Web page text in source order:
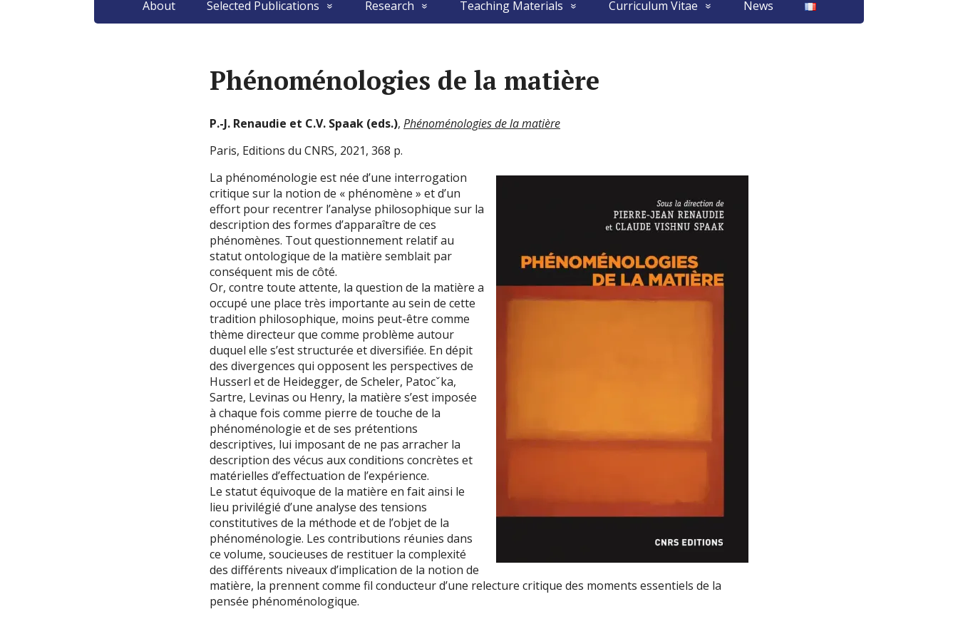
About Selected Publications Research Teaching Materials Curriculum Vitae News
Phénoménologies de la matière
P.-J. Renaudie et C.V. Spaak (eds.), Phénoménologies de la matière
Paris, Editions du CNRS, 2021, 368 p.
La phénoménologie est née d’une interrogation
critique sur la notion de « phénomène » et d’un
effort pour recentrer l’analyse philosophique sur la
description des formes d’apparaître de ces
phénomènes. Tout questionnement relatif au
statut ontologique de la matière semblait par
conséquent mis de côté.
Or, contre toute attente, la question de la matière a
occupé une place très importante au sein de cette
tradition philosophique, moins peut-être comme
thème directeur que comme problème autour
duquel elle s’est structurée et diversifiée. En dépit
des divergences qui opposent les perspectives de
Husserl et de Heidegger, de Scheler, Patocˇka,
Sartre, Levinas ou Henry, la matière s’est imposée
à chaque fois comme pierre de touche de la
phénoménologie et de ses prétentions
descriptives, lui imposant de ne pas arracher la
description des vécus aux conditions concrètes et
matérielles d’effectuation de l’expérience.
Le statut équivoque de la matière en fait ainsi le
lieu privilégié d’une analyse des tensions
constitutives de la méthode et de l’objet de la
phénoménologie. Les contributions réunies dans
ce volume, soucieuses de restituer la complexité
des différents niveaux d’implication de la notion de
matière, la prennent comme fil conducteur d’une relecture critique des moments essentiels de la
pensée phénoménologique.